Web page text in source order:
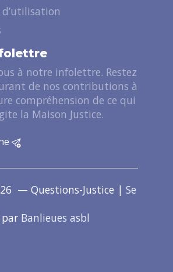
à notre infolettre. Restez
de nos contributions à
compréhension de ce qui
la Maison Justice.
— Questions-Justice | Se
par Banlieues asbl